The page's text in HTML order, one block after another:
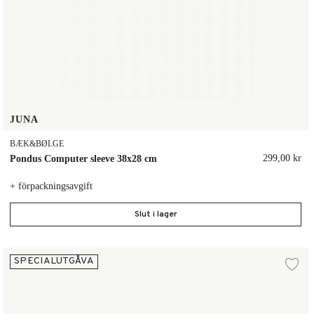
JUNA
BÆK&BØLGE
Pondus Computer sleeve 38x28 cm 299,00 kr
+ förpackningsavgift
Slut i lager
till i önskelista
Pondus Computer sleeve 38x28 cm
SPECIALUTGÅVA